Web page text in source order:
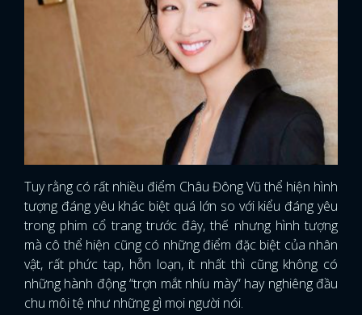
Tuy rằng có rất nhiều điểm Châu Đông Vũ thể hiện hình
tượng đáng yêu khác biệt quá lớn so với kiểu đáng yêu
trong phim cổ trang trước đây, thế nhưng hình tượng
mà cô thể hiện cũng có những điểm đặc biệt của nhân
vật, rất phức tạp, hỗn loạn, ít nhất thì cũng không có
những hành động “trợn mắt nhíu mày” hay nghiêng đầu
chu môi tệ như những gì mọi người nói.